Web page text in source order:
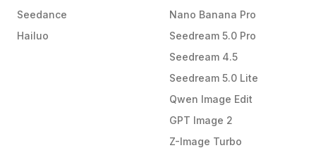
Seedance
Hailuo
Nano Banana Pro
Seedream 5.0 Pro
Seedream 4.5
Seedream 5.0 Lite
Qwen Image Edit
GPT Image 2
Z-Image Turbo